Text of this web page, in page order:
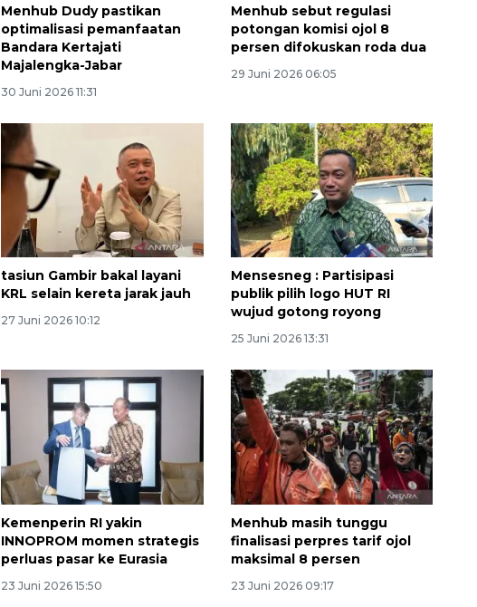
Menhub Dudy pastikan
optimalisasi pemanfaatan
Bandara Kertajati
Majalengka-Jabar
30 Juni 2026 11:31
Menhub sebut regulasi
potongan komisi ojol 8
persen difokuskan roda dua
29 Juni 2026 06:05
tasiun Gambir bakal layani
KRL selain kereta jarak jauh
27 Juni 2026 10:12
Mensesneg : Partisipasi
publik pilih logo HUT RI
wujud gotong royong
25 Juni 2026 13:31
Kemenperin RI yakin
INNOPROM momen strategis
perluas pasar ke Eurasia
23 Juni 2026 15:50
Menhub masih tunggu
finalisasi perpres tarif ojol
maksimal 8 persen
23 Juni 2026 09:17
Vaksin HPV untuk siswa laki-
laki
2026-08-06 06:30:00